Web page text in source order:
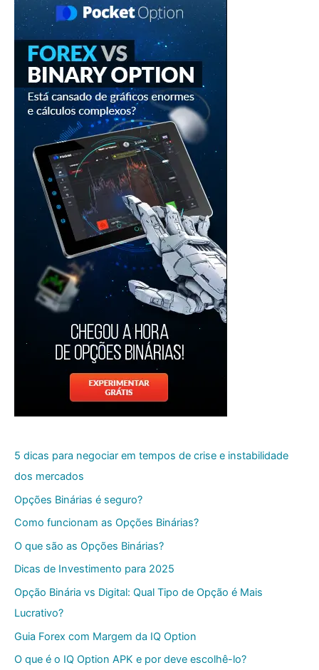
5 dicas para negociar em tempos de crise e instabilidade
dos mercados
Opções Binárias é seguro?
Como funcionam as Opções Binárias?
O que são as Opções Binárias?
Dicas de Investimento para 2025
Opção Binária vs Digital: Qual Tipo de Opção é Mais
Lucrativo?
Guia Forex com Margem da IQ Option
O que é o IQ Option APK e por deve escolhê-lo?